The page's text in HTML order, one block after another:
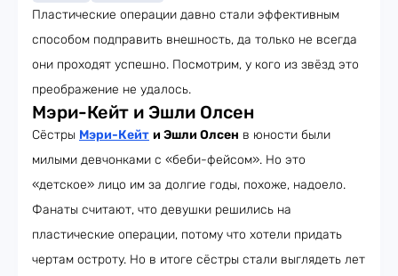
Пластические операции давно стали эффективным
способом подправить внешность, да только не всегда
они проходят успешно. Посмотрим, у кого из звёзд это
преображение не удалось.
Мэри-Кейт и Эшли Олсен
Сёстры Мэри-Кейт и Эшли Олсен в юности были
милыми девчонками с «беби-фейсом». Но это
«детское» лицо им за долгие годы, похоже, надоело.
Фанаты считают, что девушки решились на
пластические операции, потому что хотели придать
чертам остроту. Но в итоге сёстры стали выглядеть лет